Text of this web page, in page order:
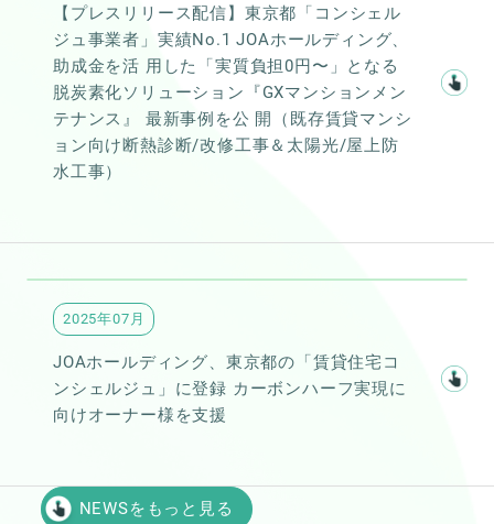
【プレスリリース配信】東京都「コンシェル
ジュ事業者」実績No.1 JOAホールディング、
助成金を活 用した「実質負担0円〜」となる
脱炭素化ソリューション『GXマンションメン
テナンス』 最新事例を公 開（既存賃貸マンシ
ョン向け断熱診断/改修工事＆太陽光/屋上防
水工事）
2025年07月
JOAホールディング、東京都の「賃貸住宅コ
ンシェルジュ」に登録 カーボンハーフ実現に
向けオーナー様を支援
NEWSをもっと見る